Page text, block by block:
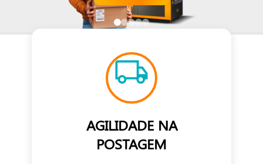
AGILIDADE NA
POSTAGEM